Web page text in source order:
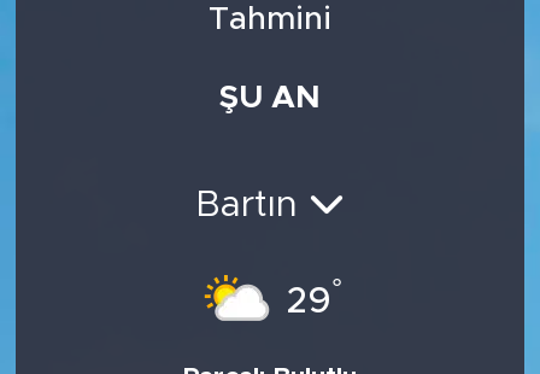
Tahmini
ŞU AN
Bartın
29°
BİLİM-TEKNOLOJİ
Tüm Manşetler
Son Dakika Haberleri